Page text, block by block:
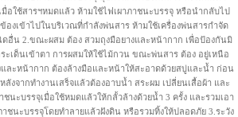
มื่อใช้สารฯหมดแล้ว ห้ามใช้ไฟเผาภาชนะบรรจุ หรือนำกลับไป
องเข้าไปในบริเวณที่กำลังพ่นสาร ห้ามใช้เครื่องพ่นสารกำจัด
อื่น 2.ขณะผสม ต้อง สวมถุงมือยางและหน้ากาก เพื่อป้องกันมิ
ะเด็นเข้าตา การผสมให้ใช้ไม้กวน ขณะพ่นสาร ต้อง อยู่เหนือ
และหน้ากาก ต้องล้างมือและหน้าให้สะอาดด้วยสบู่และน้ำ ก่อน
งจากทำงานเสร็จแล้วต้องอาบน้ำ สระผม เปลี่ยนเสื้อผ้า และ
นะบรรจุเมื่อใช้หมดแล้วให้กลั้วล้างด้วยน้ำ 3 ครั้ง และรวมเอา
ชนะบรรจุโดยทำลายแล้วฝังดิน หรือรวมทิ้งให้ปลอดภัย 3.ระวัง